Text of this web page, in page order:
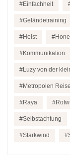
Einfachheit
Geländetraining
Heist
Kommunikation
Luzy von der
Metropolen Reise
Raya
Selbstachtung
Starkwind